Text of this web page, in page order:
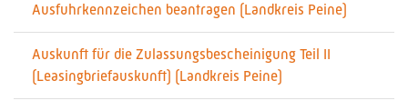
Ausfuhrkennzeichen beantragen (Landkreis Peine)
Auskunft für die Zulassungsbescheinigung Teil II
(Leasingbriefauskunft) (Landkreis Peine)